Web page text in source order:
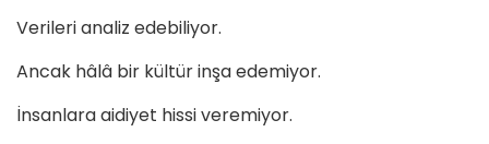
Verileri analiz edebiliyor.
Ancak hâlâ bir kültür inşa edemiyor.
İnsanlara aidiyet hissi veremiyor.